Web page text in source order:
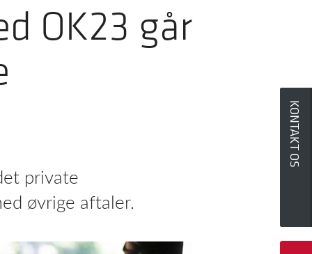
OK23 går
private
øvrige aftaler.
KONTAKT OS